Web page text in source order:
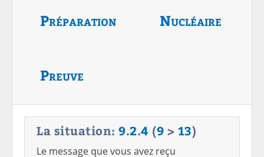
Préparation Nucléaire
Preuve
La situation: 9.2.4 (9 > 13)
Le message que vous avez reçu